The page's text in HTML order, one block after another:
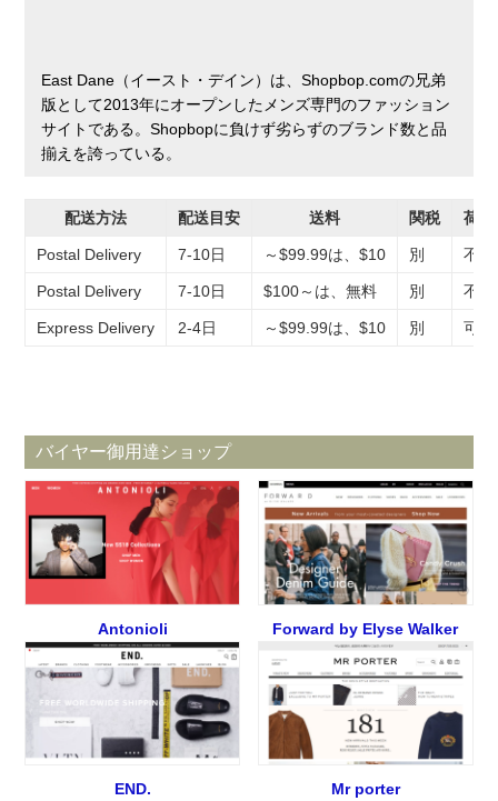
East Dane（イースト・デイン）は、Shopbop.comの兄弟
版として2013年にオープンしたメンズ専門のファッション
サイトである。Shopbopに負けず劣らずのブランド数と品
揃えを誇っている。
配送方法 配送目安 送料 関税 荷
Postal Delivery 7-10日 ～$99.99は、$10 別 不可
Postal Delivery 7-10日 $100～は、無料 別 不可
Express Delivery 2-4日 ～$99.99は、$10 別 可能
バイヤー御用達ショップ
Antonioli Forward by Elyse Walker
END. Mr porter